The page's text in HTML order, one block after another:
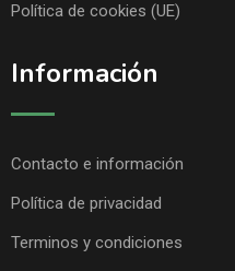
Política de cookies (UE)
Información
Contacto e información
Política de privacidad
Terminos y condiciones